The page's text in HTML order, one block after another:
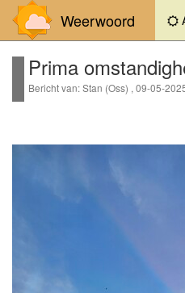
Weerwoord
Prima
Bericht van: Stan (Oss) , 09-05-